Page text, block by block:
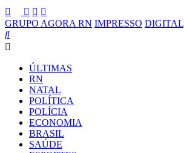
GRUPO AGORA RN IMPRESSO DIGITAL
ÚLTIMAS
RN
NATAL
POLÍTICA
POLÍCIA
ECONOMIA
BRASIL
SAÚDE